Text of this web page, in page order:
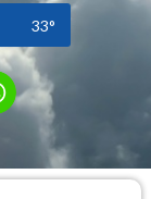
33°